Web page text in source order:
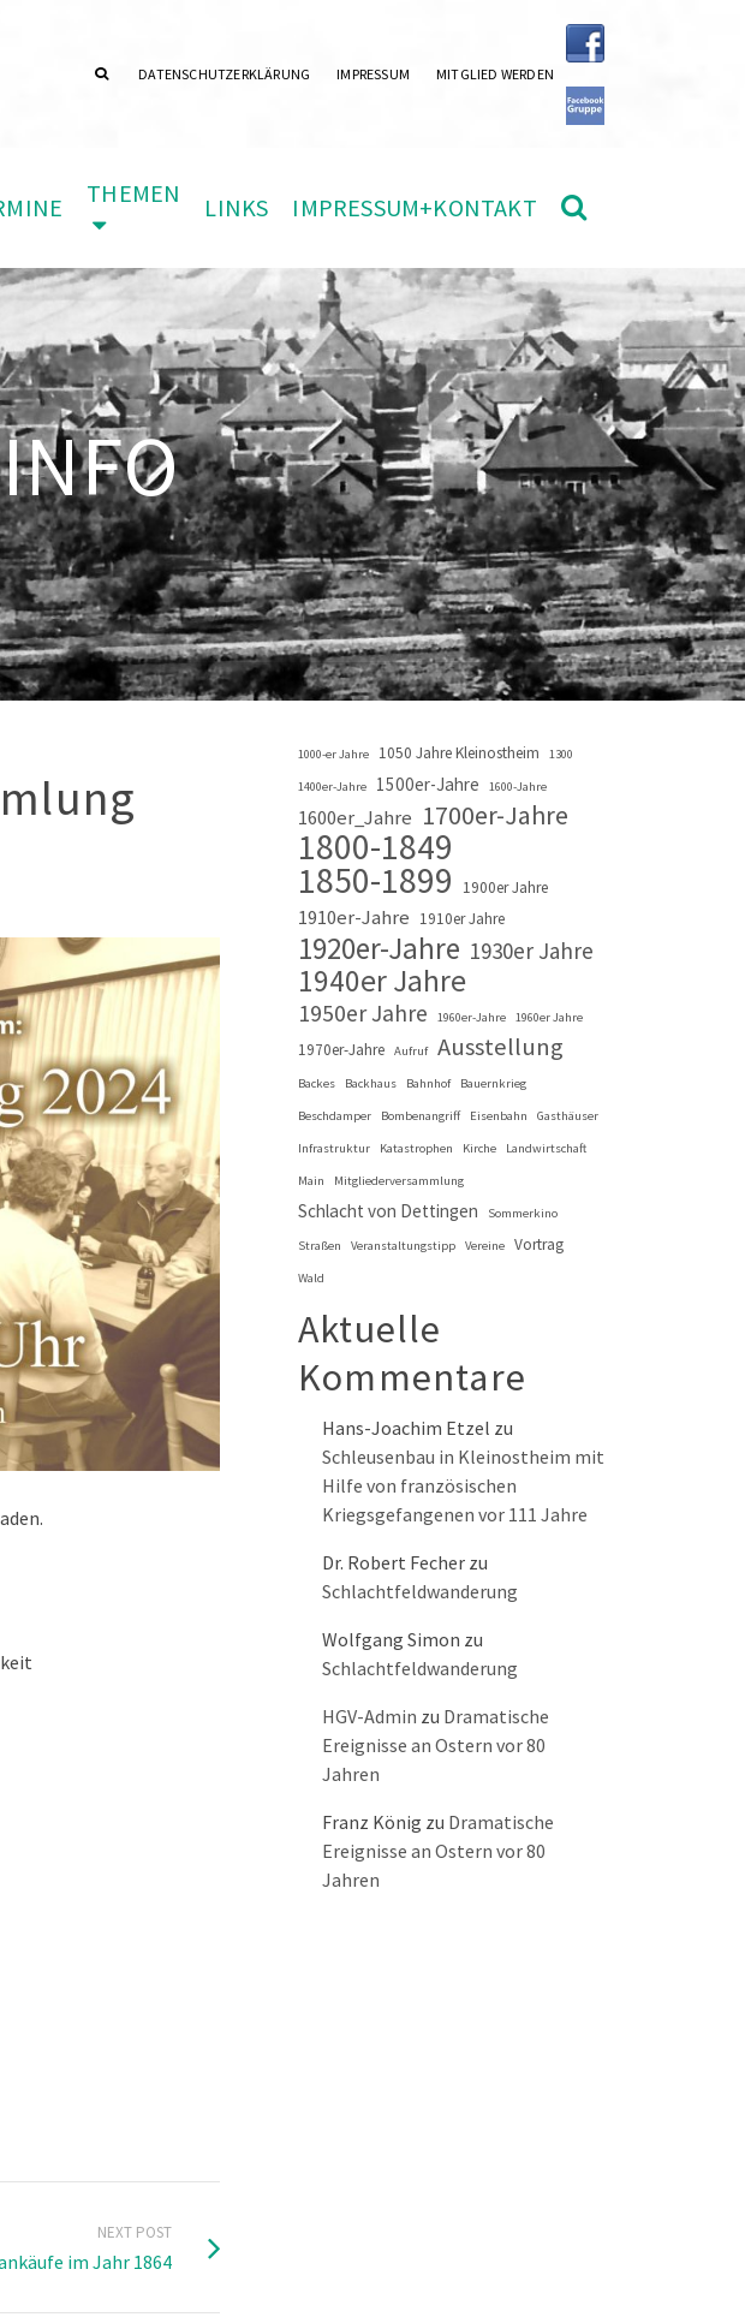
DATENSCHUTZERKLÄRUNG IMPRESSUM MITGLIED WERDEN
THEMEN LINKS IMPRESSUM+KONTAKT
NEXT POST
im Jahr 1864
1000-er Jahre 1050 Jahre Kleinostheim 1300
1400er-Jahre 1500er-Jahre 1600-Jahre
1600er_Jahre 1700er-Jahre
1800-1849
1850-1899 1900er Jahre
1910er-Jahre 1910er Jahre
1920er-Jahre 1930er Jahre
1940er Jahre
1950er Jahre 1960er-Jahre 1960er Jahre
1970er-Jahre Aufruf Ausstellung
Backes Backhaus Bahnhof Bauernkrieg
Beschdamper Bombenangriff Eisenbahn Gasthäuser
Infrastruktur Katastrophen Kirche Landwirtschaft
Main Mitgliederversammlung
Schlacht von Dettingen Sommerkino
Straßen Veranstaltungstipp Vereine Vortrag
Wald
Aktuelle
Kommentare
Hans-Joachim Etzel zu
Schleusenbau in Kleinostheim mit
Hilfe von französischen
Kriegsgefangenen vor 111 Jahre
Dr. Robert Fecher zu
Schlachtfeldwanderung
Wolfgang Simon zu
Schlachtfeldwanderung
HGV-Admin zu Dramatische
Ereignisse an Ostern vor 80
Jahren
Franz König zu Dramatische
Ereignisse an Ostern vor 80
Jahren